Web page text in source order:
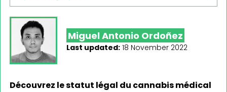
Miguel Antonio Ordoñez
Last updated: 18 November 2022
Découvrez le statut légal du cannabis médical